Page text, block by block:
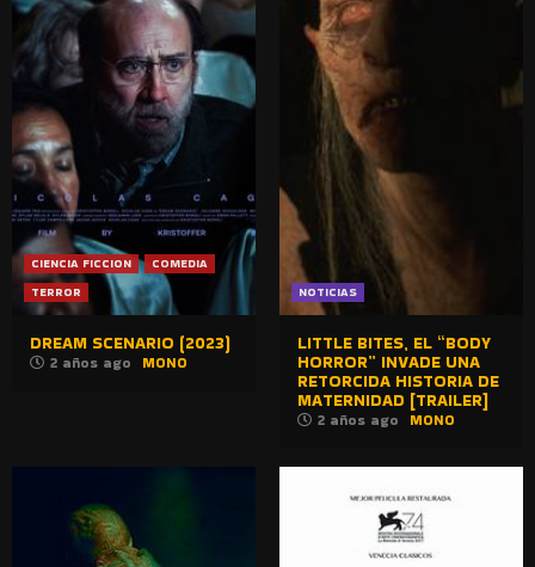
CIENCIA FICCION
COMEDIA
TERROR
DREAM SCENARIO (2023)
2 años ago MONO
NOTICIAS
LITTLE BITES, EL “BODY
HORROR” INVADE UNA
RETORCIDA HISTORIA DE
MATERNIDAD [TRAILER]
2 años ago MONO